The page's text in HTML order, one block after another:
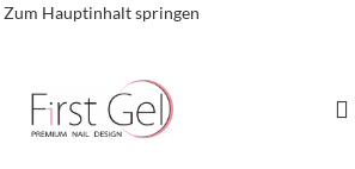
Zum Hauptinhalt springen